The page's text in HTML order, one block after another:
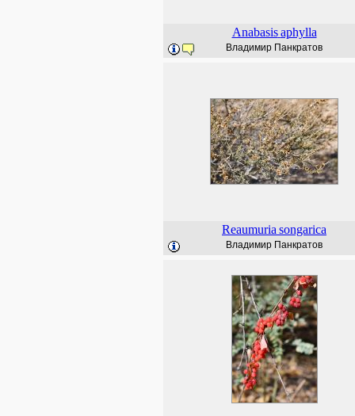
Anabasis aphylla
Владимир Панкратов
Reaumuria songarica
Владимир Панкратов